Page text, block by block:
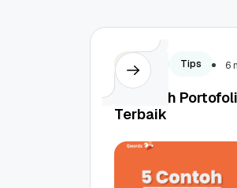
Design Tips 6
5 Contoh
Terbaik